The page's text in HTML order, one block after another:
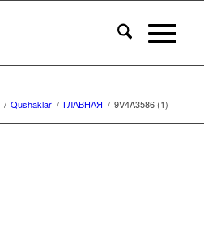
/ Qushaklar / ГЛАВНАЯ / 9V4A3586 (1)